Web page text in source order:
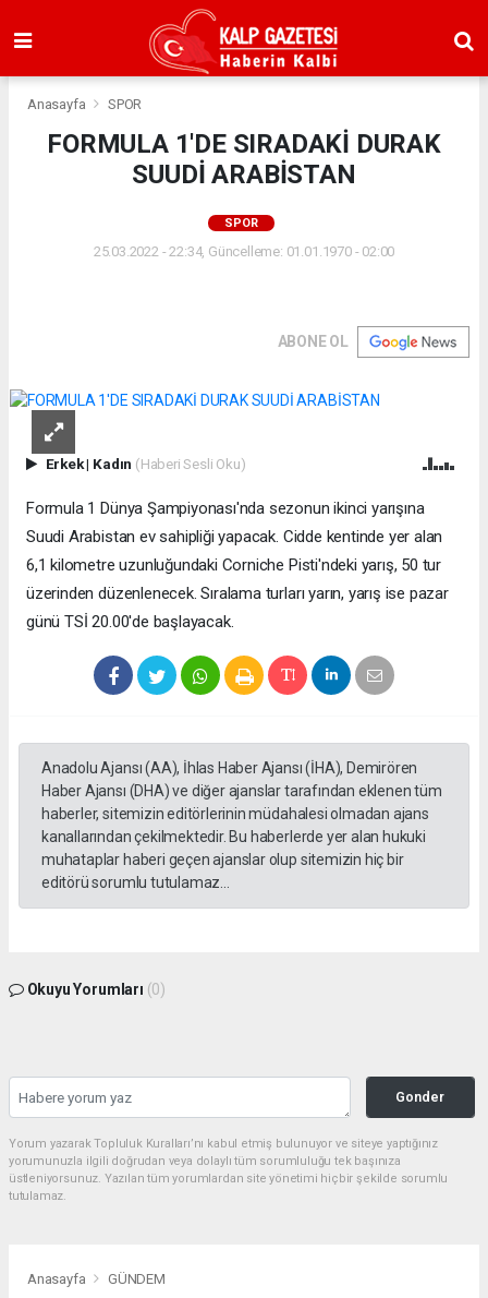
Anasayfa SPOR
FORMULA 1'DE SIRADAKİ DURAK
SUUDİ ARABİSTAN
SPOR
25.03.2022 - 22:34, Güncelleme: 01.01.1970 - 02:00
ABONE OL
Erkek| Kadın (Haberi Sesli Oku)
Formula 1 Dünya Şampiyonası'nda sezonun ikinci yarışına
Suudi Arabistan ev sahipliği yapacak. Cidde kentinde yer alan
6,1 kilometre uzunluğundaki Corniche Pisti'ndeki yarış, 50 tur
üzerinden düzenlenecek. Sıralama turları yarın, yarış ise pazar
günü TSİ 20.00'de başlayacak.
Anadolu Ajansı (AA), İhlas Haber Ajansı (İHA), Demirören
Haber Ajansı (DHA) ve diğer ajanslar tarafından eklenen tüm
haberler, sitemizin editörlerinin müdahalesi olmadan ajans
kanallarından çekilmektedir. Bu haberlerde yer alan hukuki
muhataplar haberi geçen ajanslar olup sitemizin hiç bir
editörü sorumlu tutulamaz...
Okuyu Yorumları (0)
Gonder
Yorum yazarak Topluluk Kuralları’nı kabul etmiş bulunuyor ve siteye yaptığınız
yorumunuzla ilgili doğrudan veya dolaylı tüm sorumluluğu tek başınıza
üstleniyorsunuz. Yazılan tüm yorumlardan site yönetimi hiçbir şekilde sorumlu
tutulamaz.
Anasayfa GÜNDEM